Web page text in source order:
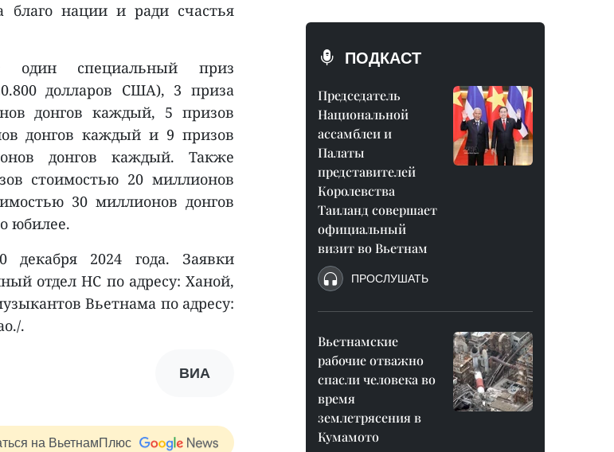
благо нации и ради счастья
один специальный приз
долларов США), 3 приза
донгов каждый, 5 призов
донгов каждый и 9 призов
донгов каждый. Также
стоимостью 20 миллионов
30 миллионов донгов
юбилее.
2024 года. Заявки
отдел НС по адресу: Ханой,
Вьетнама по адресу:
.
ВИА
на ВьетнамПлюс
ПОДКАСТ
Председатель
Национальной
ассамблеи и
Палаты
представителей
Королевства
Таиланд совершает
официальный
визит во Вьетнам
ПРОСЛУШАТЬ
Вьетнамские
рабочие отважно
спасли человека во
время
землетрясения в
Кумамото